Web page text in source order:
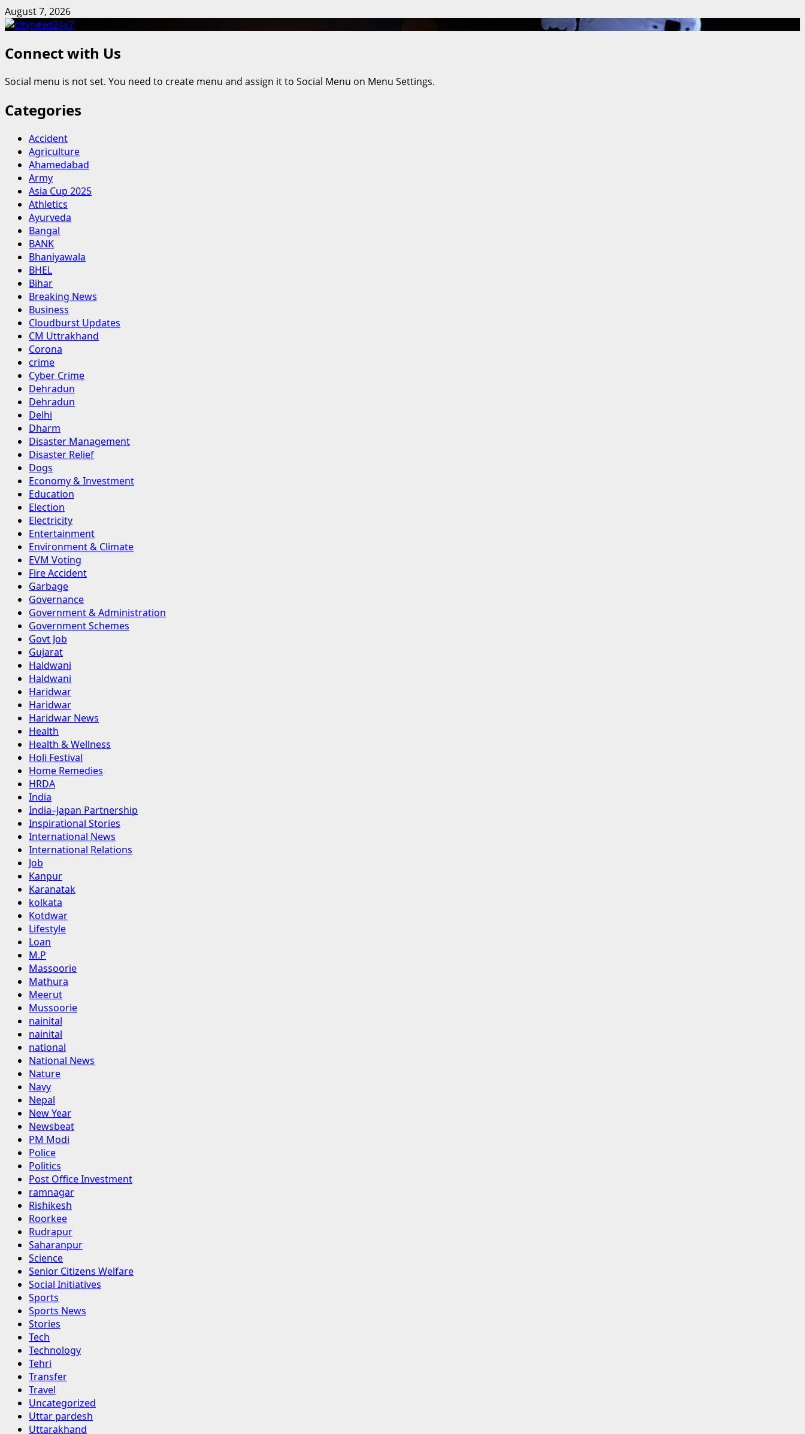
Skip
to
August 7, 2026
Connect with Us
Social menu is not set. You need to create menu and assign it to Social Menu on Menu Settings.
Categories
Accident
Agriculture
Ahamedabad
Army
Asia Cup 2025
Athletics
Ayurveda
Bangal
BANK
Bhaniyawala
BHEL
Bihar
Breaking News
Business
Cloudburst Updates
CM Uttrakhand
Corona
crime
Cyber Crime
Dehradun
Dehradun
Delhi
Dharm
Disaster Management
Disaster Relief
Dogs
Economy & Investment
Education
Election
Electricity
Entertainment
Environment & Climate
EVM Voting
Fire Accident
Garbage
Governance
Government & Administration
Government Schemes
Govt Job
Gujarat
Haldwani
Haldwani
Haridwar
Haridwar
Haridwar News
Health
Health & Wellness
Holi Festival
Home Remedies
HRDA
India
India–Japan Partnership
Inspirational Stories
International News
International Relations
Job
Kanpur
Karanatak
kolkata
Kotdwar
Lifestyle
Loan
M.P
Massoorie
Mathura
Meerut
Mussoorie
nainital
nainital
national
National News
Nature
Navy
Nepal
New Year
Newsbeat
PM Modi
Police
Politics
Post Office Investment
ramnagar
Rishikesh
Roorkee
Rudrapur
Saharanpur
Science
Senior Citizens Welfare
Social Initiatives
Sports
Sports News
Stories
Tech
Technology
Tehri
Transfer
Travel
Uncategorized
Uttar pardesh
Uttarakhand